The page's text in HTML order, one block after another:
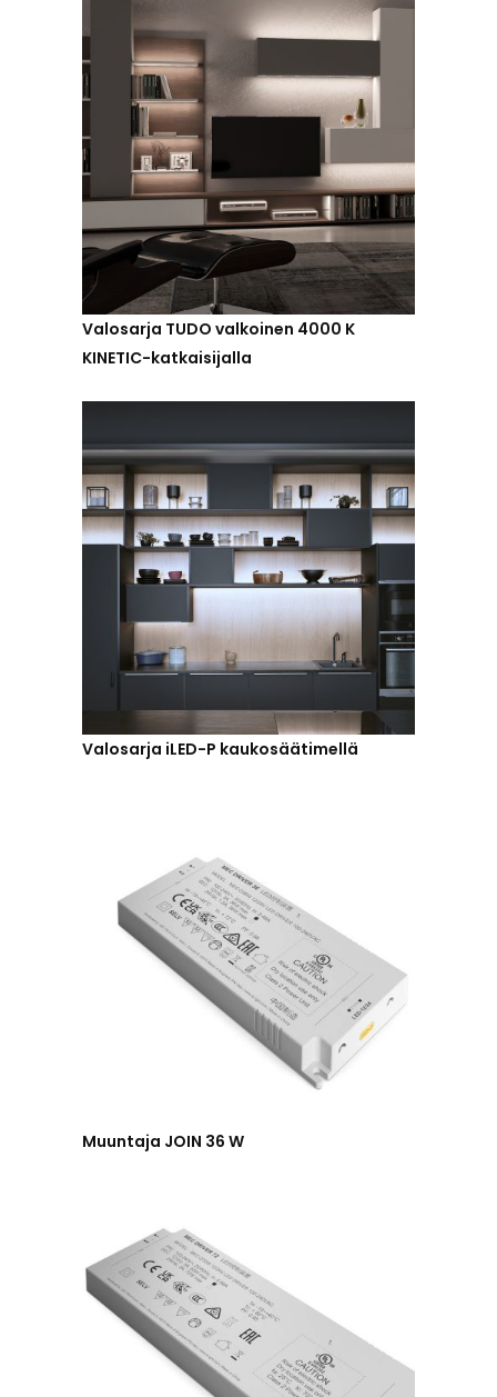
Valosarja TUDO valkoinen 4000 K
KINETIC-katkaisijalla
Valosarja iLED-P kaukosäätimellä
Muuntaja JOIN 36 W